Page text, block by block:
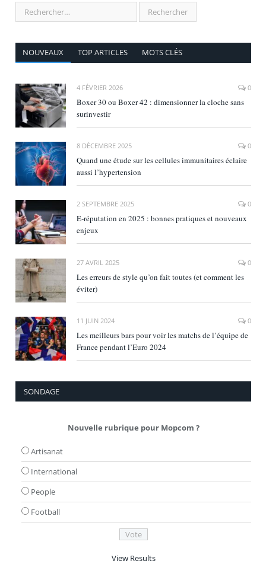
NOUVEAUX TOP ARTICLES MOTS CLÉS
4 FÉVRIER 2026 0
Boxer 30 ou Boxer 42 : dimensionner la cloche sans
surinvestir
8 DÉCEMBRE 2025 0
Quand une étude sur les cellules immunitaires éclaire
aussi l’hypertension
2 SEPTEMBRE 2025 0
E‑réputation en 2025 : bonnes pratiques et nouveaux
enjeux
27 AVRIL 2025 0
Les erreurs de style qu’on fait toutes (et comment les
éviter)
11 JUIN 2024 0
Les meilleurs bars pour voir les matchs de l’équipe de
France pendant l’Euro 2024
SONDAGE
Nouvelle rubrique pour Mopcom ?
Artisanat
International
People
Football
View Results